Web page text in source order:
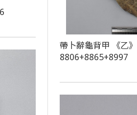
帶卜辭龜背甲 《乙》
8806+8865+8997